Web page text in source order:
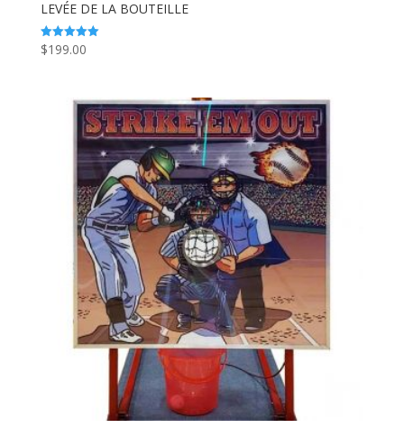
LEVÉE DE LA BOUTEILLE
Note
5.00
$199.00